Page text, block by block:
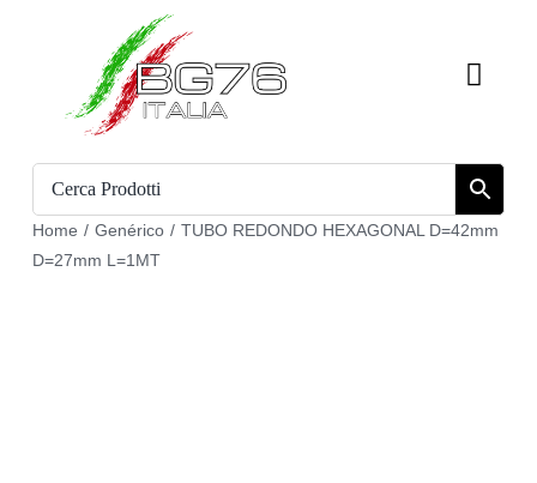
Catálogo
Home / Genérico / TUBO REDONDO HEXAGONAL D=42mm
D=27mm L=1MT